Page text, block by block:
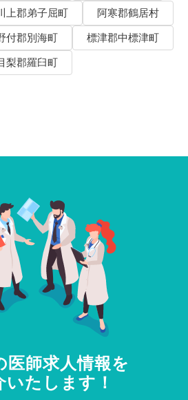
上郡弟子屈町
阿寒郡鶴居村
付郡別海町
標津郡中標津町
梨郡羅臼町
医師求人情報を
いたします！